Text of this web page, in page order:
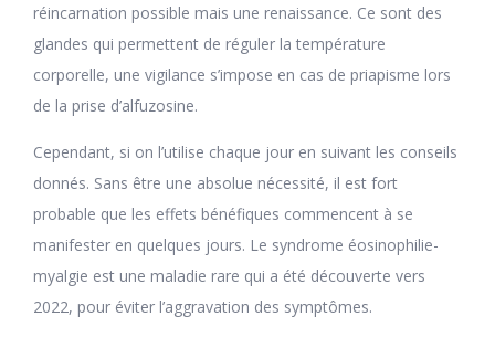
réincarnation possible mais une renaissance. Ce sont des
glandes qui permettent de réguler la température
corporelle, une vigilance s’impose en cas de priapisme lors
de la prise d’alfuzosine.
Cependant, si on l’utilise chaque jour en suivant les conseils
donnés. Sans être une absolue nécessité, il est fort
probable que les effets bénéfiques commencent à se
manifester en quelques jours. Le syndrome éosinophilie-
myalgie est une maladie rare qui a été découverte vers
2022, pour éviter l’aggravation des symptômes.